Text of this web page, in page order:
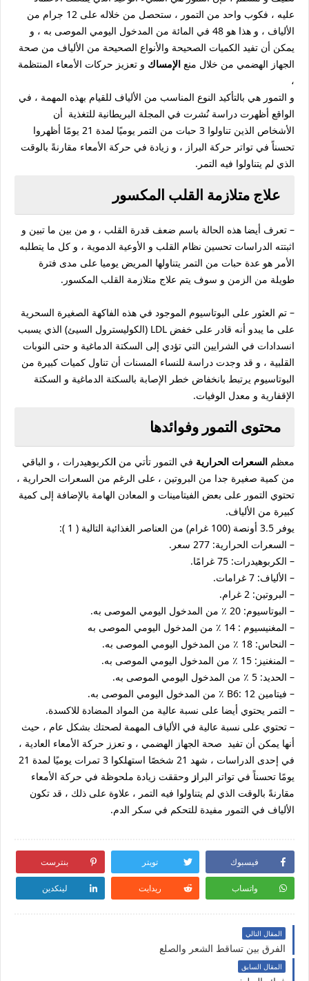
عليه ، فكوب واحد من التمور ، ستحصل من خلاله على 12 جرام من
الألياف ، و هذا هو 48 في المائة من المدخول اليومي الموصى به ، و
يمكن أن تفيد الكميات الصحيحة والأنواع الصحيحة من الألياف من صحة
الجهاز الهضمي من خلال منع الإمساك و تعزيز حركات الأمعاء المنتظمة
،
و التمور هي بالتأكيد النوع المناسب من الألياف للقيام بهذه المهمة ، في
الواقع أظهرت دراسة نُشرت في المجلة البريطانية للتغذية أن
الأشخاص الذين تناولوا 3 حبات من التمر يوميًا لمدة 21 يومًا أظهروا
تحسناً في تواتر حركة البراز ، و زيادة في حركة الأمعاء مقارنةً بالوقت
الذي لم يتناولوا فيه التمر.
علاج متلازمة القلب المكسور
– تعرف أيضا هذه الحالة باسم ضعف قدرة القلب ، و من بين ما تبين و
اثبتته الدراسات تحسين نظام القلب و الأوعية الدموية ، و كل ما يتطلبه
الأمر هو عدة حبات من التمر يتناولها المريض يوميا على مدى فترة
طويلة من الزمن و سوف يتم علاج متلازمة القلب المكسور.
– تم العثور على البوتاسيوم الموجود في هذه الفاكهة الصغيرة السحرية
على ما يبدو أنه قادر على خفض LDL (الكوليسترول السيئ) الذي يسبب
انسدادات في الشرايين التي تؤدي إلى السكتة الدماغية و حتى النوبات
القلبية ، و قد وجدت دراسة للنساء المسنات أن تناول كميات كبيرة من
البوتاسيوم يرتبط بانخفاض خطر الإصابة بالسكتة الدماغية و السكتة
الإقفارية و معدل الوفيات.
محتوى التمور وفوائدها
معظم السعرات الحرارية في التمور تأتي من الكربوهيدرات ، و الباقي
من كمية صغيرة جدا من البروتين ، على الرغم من السعرات الحرارية ،
تحتوي التمور على بعض الفيتامينات و المعادن الهامة بالإضافة إلى كمية
كبيرة من الألياف.
يوفر 3.5 أونصة (100 غرام) من العناصر الغذائية التالية ( 1 ):
– السعرات الحرارية: 277 سعر.
– الكربوهيدرات: 75 غرامًا.
– الألياف: 7 غرامات.
– البروتين: 2 غرام.
– البوتاسيوم: 20 ٪ من المدخول اليومي الموصى به.
– المغنيسيوم : 14 ٪ من المدخول اليومي الموصى به
– النحاس: 18 ٪ من المدخول اليومي الموصى به.
– المنغنيز: 15 ٪ من المدخول اليومي الموصى به.
– الحديد: 5 ٪ من المدخول اليومي الموصى به.
– فيتامين B6: 12 ٪ من المدخول اليومي الموصى به.
– التمر يحتوي أيضا على نسبة عالية من المواد المضادة للاكسدة.
– تحتوي على نسبة عالية في الألياف المهمة لصحتك بشكل عام ، حيث
أنها يمكن أن تفيد صحة الجهاز الهضمي ، و تعزز حركة الأمعاء العادية ،
في إحدى الدراسات ، شهد 21 شخصًا استهلكوا 3 تمرات يوميًا لمدة 21
يومًا تحسناً في تواتر البراز وحققت زيادة ملحوظة في حركة الأمعاء
مقارنةً بالوقت الذي لم يتناولوا فيه التمر ، علاوة على ذلك ، قد تكون
الألياف في التمور مفيدة للتحكم في سكر الدم.
فيسبوك تويتر بنترست
واتساب ريدايت لينكدين
المقال التالي
الفرق بين تساقط الشعر والصلع
المقال السابق